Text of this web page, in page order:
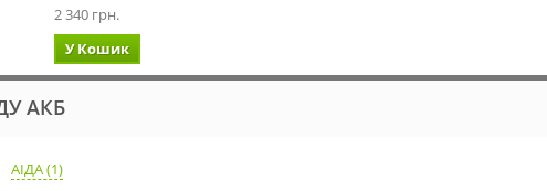
2 340 грн.
У Кошик
АКБ
АІДА (1)